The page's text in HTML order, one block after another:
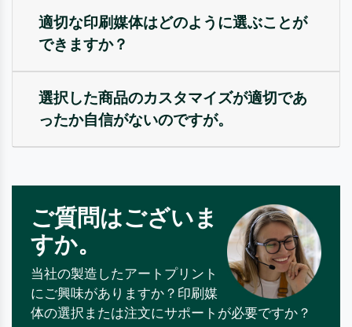
適切な印刷媒体はどのように選ぶことが
できますか？
選択した商品のカスタマイズが適切であ
ったか自信がないのですが。
ご質問はございま
すか。
当社の製造したアートプリント
にご興味がありますか？印刷媒
体の選択または注文にサポートが必要ですか？